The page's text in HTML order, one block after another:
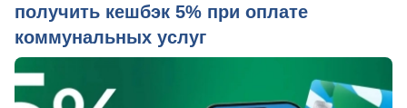
получить кешбэк 5% при оплате
коммунальных услуг